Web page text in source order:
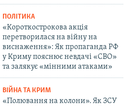
ПОЛІТИКА
«Короткострокова акція
перетворилася на війну на
виснаження»: Як пропаганда РФ
у Криму пояснює невдачі «СВО»
та залякує «мінними атаками»
ВІЙНА ТА КРИМ
«Полювання на колони». Як ЗСУ